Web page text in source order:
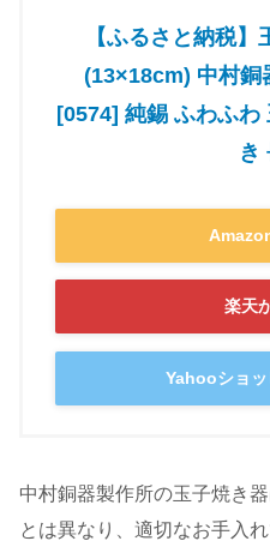
【ふるさと納税
(13×18cm) 中村銅
[0574] 純錫 ふわふわ
き
楽天
Yahooショ
中村銅器製作所の玉子焼き
とは異なり、適切なお手入